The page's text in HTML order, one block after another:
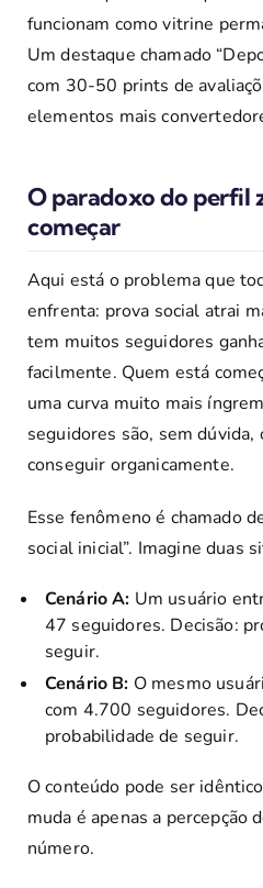
funcionam como vitrine
Um destaque chamado
com 30-50 prints de
elementos mais
O paradoxo do perfil
começar
Aqui está o problema que
enfrenta: prova social atrai
tem muitos seguidores
facilmente. Quem está
uma curva muito mais
seguidores são, sem dúvida,
conseguir organicamente.
Esse fenômeno é chamado
social inicial”. Imagine duas
Cenário A: Um usuário
47 seguidores. Decisão:
seguir.
Cenário B: O mesmo
com 4.700 seguidores.
probabilidade de seguir.
O conteúdo pode ser
muda é apenas a percepção
número.